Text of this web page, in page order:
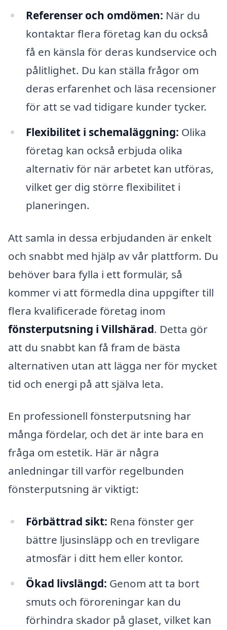
Referenser och omdömen: När du
kontaktar flera företag kan du också
få en känsla för deras kundservice och
pålitlighet. Du kan ställa frågor om
deras erfarenhet och läsa recensioner
för att se vad tidigare kunder tycker.
Flexibilitet i schemaläggning: Olika
företag kan också erbjuda olika
alternativ för när arbetet kan utföras,
vilket ger dig större flexibilitet i
planeringen.
Att samla in dessa erbjudanden är enkelt
och snabbt med hjälp av vår plattform. Du
behöver bara fylla i ett formulär, så
kommer vi att förmedla dina uppgifter till
flera kvalificerade företag inom
fönsterputsning i Villshärad. Detta gör
att du snabbt kan få fram de bästa
alternativen utan att lägga ner för mycket
tid och energi på att själva leta.
En professionell fönsterputsning har
många fördelar, och det är inte bara en
fråga om estetik. Här är några
anledningar till varför regelbunden
fönsterputsning är viktigt:
Förbättrad sikt: Rena fönster ger
bättre ljusinsläpp och en trevligare
atmosfär i ditt hem eller kontor.
Ökad livslängd: Genom att ta bort
smuts och föroreningar kan du
förhindra skador på glaset, vilket kan